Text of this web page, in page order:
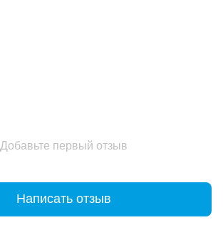
Добавьте первый отзыв
Написать отзыв